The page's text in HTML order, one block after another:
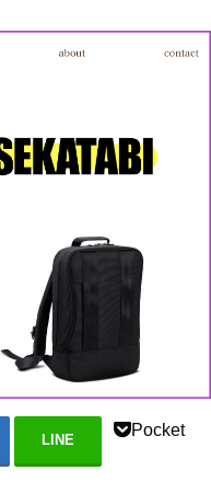
LINE
Pocket